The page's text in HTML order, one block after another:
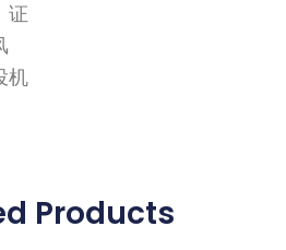
证
机
Products